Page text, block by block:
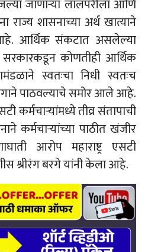
जाणाऱ्या लालपरीला आणि
राज्य शासनाच्या अर्थ खात्याने
आर्थिक संकटात असलेल्या
कोणतीही आर्थिक
स्वतःचा निधी स्वतःच
पाठवल्याचे समोर आले आहे.
कर्मचाऱ्यांमध्ये तीव्र संतापाची
कर्मचाऱ्यांच्या पाठीत खंजीर
आरोप महाराष्ट्र एसटी
श्रीरंग बरगे यांनी केला आहे.